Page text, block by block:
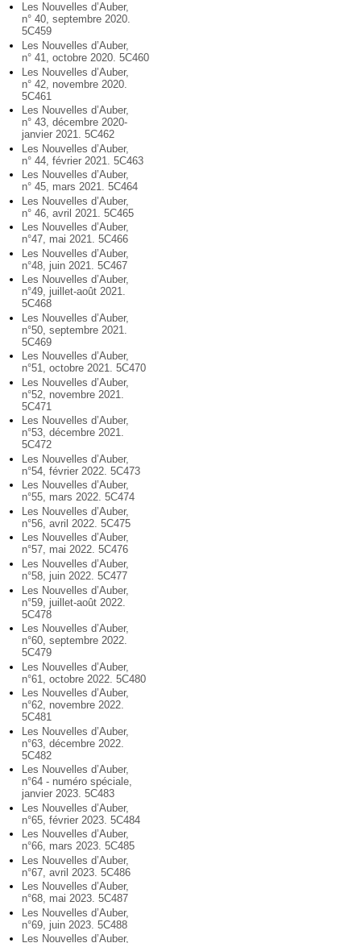
Les Nouvelles d’Auber,
n° 40, septembre 2020.
5C459
Les Nouvelles d’Auber,
n° 41, octobre 2020. 5C460
Les Nouvelles d’Auber,
n° 42, novembre 2020.
5C461
Les Nouvelles d’Auber,
n° 43, décembre 2020-
janvier 2021. 5C462
Les Nouvelles d’Auber,
n° 44, février 2021. 5C463
Les Nouvelles d’Auber,
n° 45, mars 2021. 5C464
Les Nouvelles d’Auber,
n° 46, avril 2021. 5C465
Les Nouvelles d’Auber,
n°47, mai 2021. 5C466
Les Nouvelles d’Auber,
n°48, juin 2021. 5C467
Les Nouvelles d’Auber,
n°49, juillet-août 2021.
5C468
Les Nouvelles d’Auber,
n°50, septembre 2021.
5C469
Les Nouvelles d’Auber,
n°51, octobre 2021. 5C470
Les Nouvelles d’Auber,
n°52, novembre 2021.
5C471
Les Nouvelles d’Auber,
n°53, décembre 2021.
5C472
Les Nouvelles d’Auber,
n°54, février 2022. 5C473
Les Nouvelles d’Auber,
n°55, mars 2022. 5C474
Les Nouvelles d’Auber,
n°56, avril 2022. 5C475
Les Nouvelles d’Auber,
n°57, mai 2022. 5C476
Les Nouvelles d’Auber,
n°58, juin 2022. 5C477
Les Nouvelles d’Auber,
n°59, juillet-août 2022.
5C478
Les Nouvelles d’Auber,
n°60, septembre 2022.
5C479
Les Nouvelles d’Auber,
n°61, octobre 2022. 5C480
Les Nouvelles d’Auber,
n°62, novembre 2022.
5C481
Les Nouvelles d’Auber,
n°63, décembre 2022.
5C482
Les Nouvelles d’Auber,
n°64 - numéro spéciale,
janvier 2023. 5C483
Les Nouvelles d’Auber,
n°65, février 2023. 5C484
Les Nouvelles d’Auber,
n°66, mars 2023. 5C485
Les Nouvelles d’Auber,
n°67, avril 2023. 5C486
Les Nouvelles d’Auber,
n°68, mai 2023. 5C487
Les Nouvelles d’Auber,
n°69, juin 2023. 5C488
Les Nouvelles d’Auber,